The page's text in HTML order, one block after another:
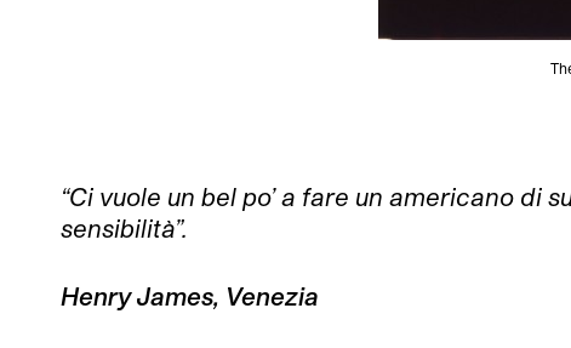
“Ci vuole un bel po’ a fare un americano
sensibilità”.
Henry James, Venezia